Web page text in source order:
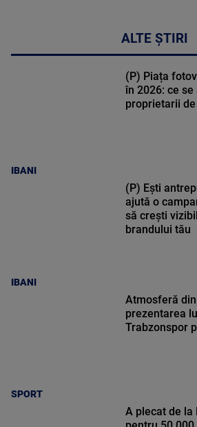
ALTE ȘTIRI
IBANI
(P) Piața
în 2026: ce
proprietarii
IBANI
(P) Ești
ajută o
să crești
brandului tău
SPORT
Atmosferă
prezentarea
Trabzonspor
A plecat de la